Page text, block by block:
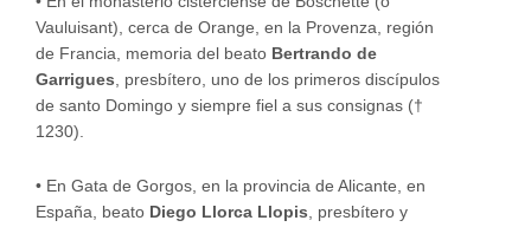
Vauluisant), cerca de Orange, en la Provenza, región
de Francia, memoria del beato Bertrando de
Garrigues , presbítero, uno de los primeros discípulos
de santo Domingo y siempre fiel a sus consignas (†
1230).
• En Gata de Gorgos, en la provincia de Alicante, en
España, beato Diego Llorca Llopis , presbítero y